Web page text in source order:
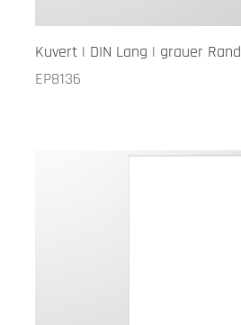
Kuvert | DIN Lang | grauer Rand
EP8136